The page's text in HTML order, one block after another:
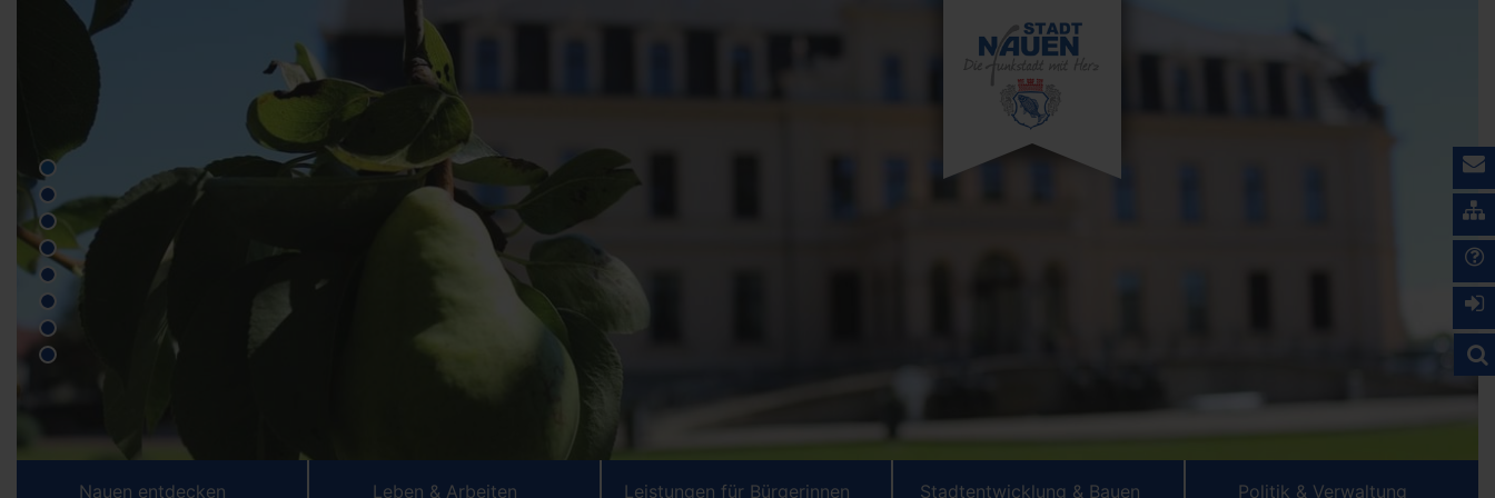
Nauen entdecken Leben & Arbeiten
Leistungen für Bürgerinnen
Stadtentwicklung & Bauen Politik & Verwaltung